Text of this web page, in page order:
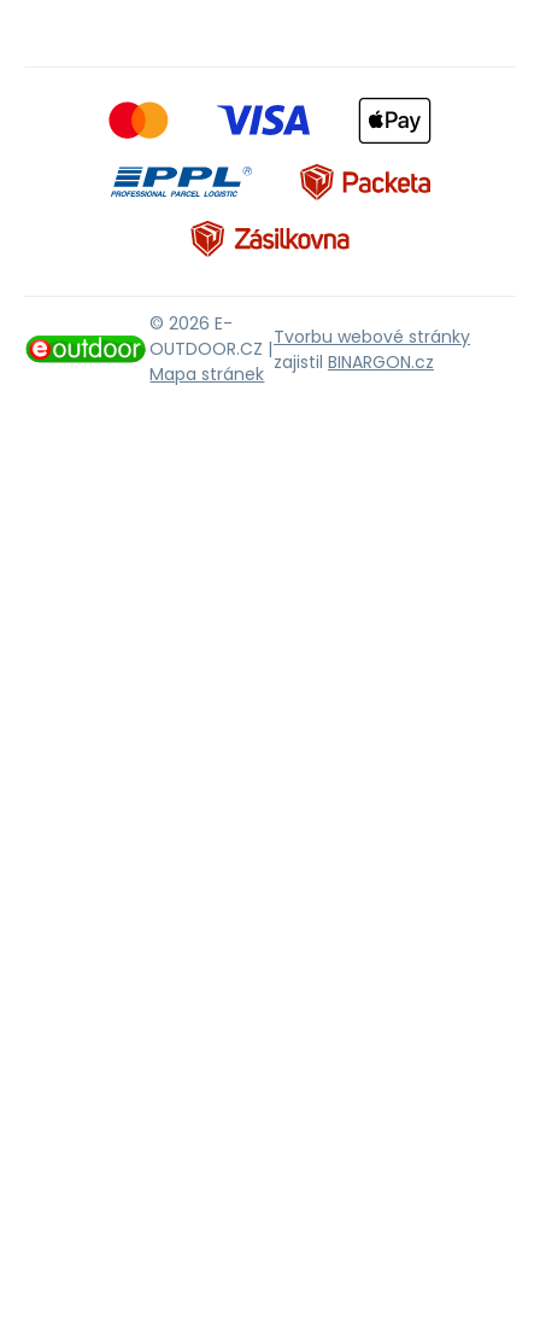
© 2026 E-
OUTDOOR.CZ |
Mapa stránek
Tvorbu webové stránky
zajistil BINARGON.cz